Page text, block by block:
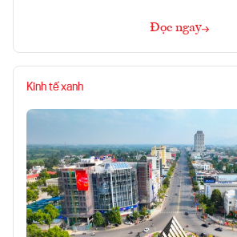
Đọc ngay
Kinh tế xanh